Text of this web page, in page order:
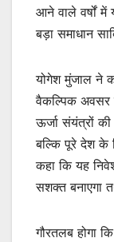
आने वाले वर्षों
बड़ा समाधान
योगेश मुंजाल ने
वैकल्पिक अवसर
ऊर्जा संयंत्रों की
बल्कि पूरे देश के
कहा कि यह
सशक्त बनाएगा
गौरतलब होगा